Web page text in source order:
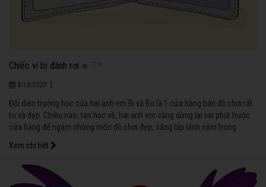
Chiếc ví bị đánh rơi 1218
8/18/2020
Đối diện trường học của hai anh em Bi và Bo là 1 cửa hàng bán đồ chơi rất
to và đẹp. Chiều nào, tan học về, hai anh em cũng dừng lại vài phút trước
cửa hàng để ngắm những món đồ chơi đẹp, sáng lấp lánh nằm trong
những chiếc tủ kính.
Xem chi tiết